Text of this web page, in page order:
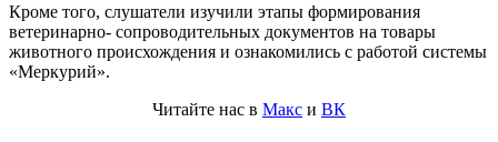
Кроме того, слушатели изучили этапы формирования
ветеринарно- сопроводительных документов на товары
животного происхождения и ознакомились с работой системы
«Меркурий».
Читайте нас в Макс и ВК